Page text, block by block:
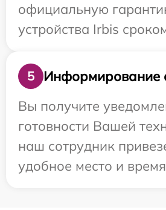
официальную
устройства Irbis
5
Информирование
Вы получите
готовности Вашей
наш сотрудник
удобное место и